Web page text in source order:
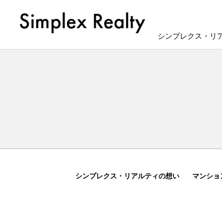
シンプレクス・リ
シンプレクス・リアルティの想い マンシ